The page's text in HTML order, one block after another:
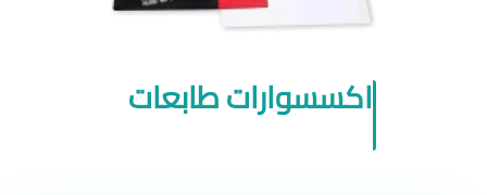
اكسسوارات طابعات